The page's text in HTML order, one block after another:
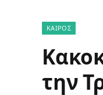
ΚΑΙΡΟΣ
την